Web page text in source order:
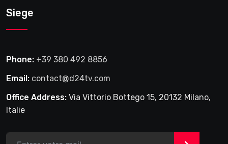
Siege
Phone: +39 380 492 8856
Email: contact@d24tv.com
Office Address: Via Vittorio Bottego 15, 20132 Milano,
Italie